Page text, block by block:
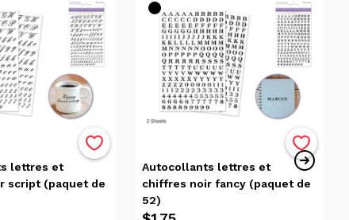
site web est valable uniquement en ligne. Dans le
achetée en magasins valables seulement en
et votre commande sera traitée dans un délai de
articles pourraient ne pas être disponibles dans
devront être transférés depuis une autre succursale.
lorsque votre commande sera prête. Pour
présenter ce courriel ainsi qu'une pièce d'identité
lettres et
script (paquet de
Autocollants lettres et
chiffres noir fancy (paquet de
52)